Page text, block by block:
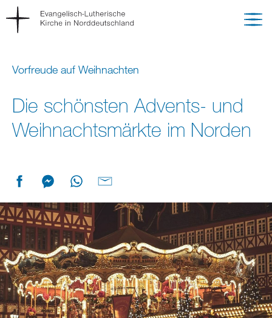
Vorfreude auf Weihnachten
Die schönsten Advents- und
Weihnachtsmärkte im Norden